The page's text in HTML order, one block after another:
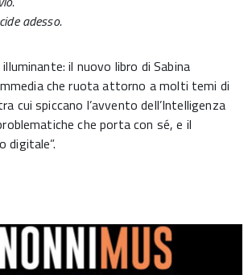
adesso.
il nuovo libro di Sabina
che ruota attorno a molti temi di
cui spiccano l’avvento dell’Intelligenza
che porta con sé, e il
digitale”.